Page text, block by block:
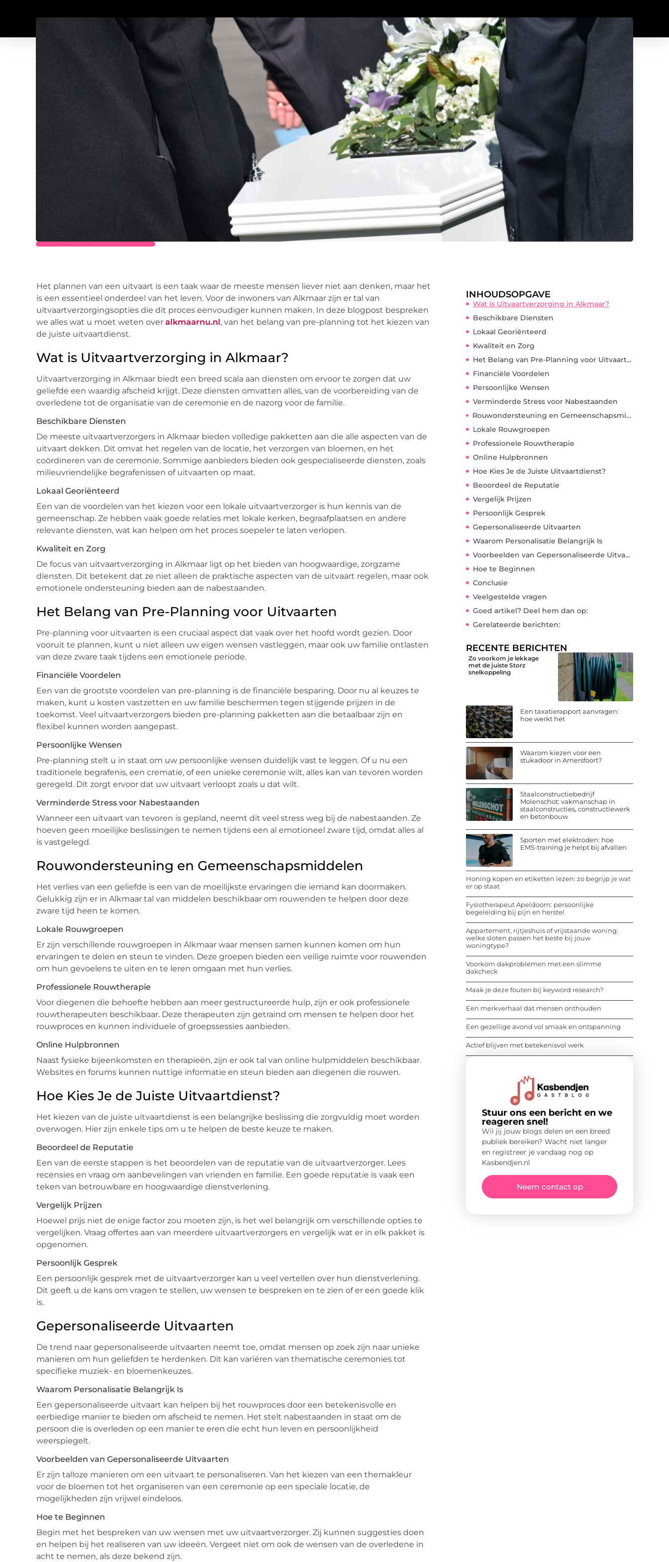
Het plannen van een uitvaart is een taak waar de meeste mensen liever niet aan denken, maar het
is een essentieel onderdeel van het leven. Voor de inwoners van Alkmaar zijn er tal van
uitvaartverzorgingsopties die dit proces eenvoudiger kunnen maken. In deze blogpost bespreken
we alles wat u moet weten over alkmaarnu.nl, van het belang van pre-planning tot het kiezen van
de juiste uitvaartdienst.
Wat is Uitvaartverzorging in Alkmaar?
Uitvaartverzorging in Alkmaar biedt een breed scala aan diensten om ervoor te zorgen dat uw
geliefde een waardig afscheid krijgt. Deze diensten omvatten alles, van de voorbereiding van de
overledene tot de organisatie van de ceremonie en de nazorg voor de familie.
Beschikbare Diensten
De meeste uitvaartverzorgers in Alkmaar bieden volledige pakketten aan die alle aspecten van de
uitvaart dekken. Dit omvat het regelen van de locatie, het verzorgen van bloemen, en het
coördineren van de ceremonie. Sommige aanbieders bieden ook gespecialiseerde diensten, zoals
milieuvriendelijke begrafenissen of uitvaarten op maat.
Lokaal Georiënteerd
Een van de voordelen van het kiezen voor een lokale uitvaartverzorger is hun kennis van de
gemeenschap. Ze hebben vaak goede relaties met lokale kerken, begraafplaatsen en andere
relevante diensten, wat kan helpen om het proces soepeler te laten verlopen.
Kwaliteit en Zorg
De focus van uitvaartverzorging in Alkmaar ligt op het bieden van hoogwaardige, zorgzame
diensten. Dit betekent dat ze niet alleen de praktische aspecten van de uitvaart regelen, maar ook
emotionele ondersteuning bieden aan de nabestaanden.
Het Belang van Pre-Planning voor Uitvaarten
Pre-planning voor uitvaarten is een cruciaal aspect dat vaak over het hoofd wordt gezien. Door
vooruit te plannen, kunt u niet alleen uw eigen wensen vastleggen, maar ook uw familie ontlasten
van deze zware taak tijdens een emotionele periode.
Financiële Voordelen
Een van de grootste voordelen van pre-planning is de financiële besparing. Door nu al keuzes te
maken, kunt u kosten vastzetten en uw familie beschermen tegen stijgende prijzen in de
toekomst. Veel uitvaartverzorgers bieden pre-planning pakketten aan die betaalbaar zijn en
flexibel kunnen worden aangepast.
Persoonlijke Wensen
Pre-planning stelt u in staat om uw persoonlijke wensen duidelijk vast te leggen. Of u nu een
traditionele begrafenis, een crematie, of een unieke ceremonie wilt, alles kan van tevoren worden
geregeld. Dit zorgt ervoor dat uw uitvaart verloopt zoals u dat wilt.
Verminderde Stress voor Nabestaanden
Wanneer een uitvaart van tevoren is gepland, neemt dit veel stress weg bij de nabestaanden. Ze
hoeven geen moeilijke beslissingen te nemen tijdens een al emotioneel zware tijd, omdat alles al
is vastgelegd.
Rouwondersteuning en Gemeenschapsmiddelen
Het verlies van een geliefde is een van de moeilijkste ervaringen die iemand kan doormaken.
Gelukkig zijn er in Alkmaar tal van middelen beschikbaar om rouwenden te helpen door deze
zware tijd heen te komen.
Lokale Rouwgroepen
Er zijn verschillende rouwgroepen in Alkmaar waar mensen samen kunnen komen om hun
ervaringen te delen en steun te vinden. Deze groepen bieden een veilige ruimte voor rouwenden
om hun gevoelens te uiten en te leren omgaan met hun verlies.
Professionele Rouwtherapie
Voor diegenen die behoefte hebben aan meer gestructureerde hulp, zijn er ook professionele
rouwtherapeuten beschikbaar. Deze therapeuten zijn getraind om mensen te helpen door het
rouwproces en kunnen individuele of groepssessies aanbieden.
Online Hulpbronnen
Naast fysieke bijeenkomsten en therapieën, zijn er ook tal van online hulpmiddelen beschikbaar.
Websites en forums kunnen nuttige informatie en steun bieden aan diegenen die rouwen.
Hoe Kies Je de Juiste Uitvaartdienst?
Het kiezen van de juiste uitvaartdienst is een belangrijke beslissing die zorgvuldig moet worden
overwogen. Hier zijn enkele tips om u te helpen de beste keuze te maken.
Beoordeel de Reputatie
Een van de eerste stappen is het beoordelen van de reputatie van de uitvaartverzorger. Lees
recensies en vraag om aanbevelingen van vrienden en familie. Een goede reputatie is vaak een
teken van betrouwbare en hoogwaardige dienstverlening.
Vergelijk Prijzen
Hoewel prijs niet de enige factor zou moeten zijn, is het wel belangrijk om verschillende opties te
vergelijken. Vraag offertes aan van meerdere uitvaartverzorgers en vergelijk wat er in elk pakket is
opgenomen.
Persoonlijk Gesprek
Een persoonlijk gesprek met de uitvaartverzorger kan u veel vertellen over hun dienstverlening.
Dit geeft u de kans om vragen te stellen, uw wensen te bespreken en te zien of er een goede klik
is.
Gepersonaliseerde Uitvaarten
De trend naar gepersonaliseerde uitvaarten neemt toe, omdat mensen op zoek zijn naar unieke
manieren om hun geliefden te herdenken. Dit kan variëren van thematische ceremonies tot
specifieke muziek- en bloemenkeuzes.
Waarom Personalisatie Belangrijk Is
Een gepersonaliseerde uitvaart kan helpen bij het rouwproces door een betekenisvolle en
eerbiedige manier te bieden om afscheid te nemen. Het stelt nabestaanden in staat om de
persoon die is overleden op een manier te eren die echt hun leven en persoonlijkheid
weerspiegelt.
Voorbeelden van Gepersonaliseerde Uitvaarten
Er zijn talloze manieren om een uitvaart te personaliseren. Van het kiezen van een themakleur
voor de bloemen tot het organiseren van een ceremonie op een speciale locatie, de
mogelijkheden zijn vrijwel eindeloos.
Hoe te Beginnen
Begin met het bespreken van uw wensen met uw uitvaartverzorger. Zij kunnen suggesties doen
en helpen bij het realiseren van uw ideeën. Vergeet niet om ook de wensen van de overledene in
acht te nemen, als deze bekend zijn.
INHOUDSOPGAVE
Wat is Uitvaartverzorging in Alkmaar?
Beschikbare Diensten
Lokaal Georiënteerd
Kwaliteit en Zorg
Het Belang van Pre-Planning voor Uitvaarten
Financiële Voordelen
Persoonlijke Wensen
Verminderde Stress voor Nabestaanden
Rouwondersteuning en Gemeenschapsmiddelen
Lokale Rouwgroepen
Professionele Rouwtherapie
Online Hulpbronnen
Hoe Kies Je de Juiste Uitvaartdienst?
Beoordeel de Reputatie
Vergelijk Prijzen
Persoonlijk Gesprek
Gepersonaliseerde Uitvaarten
Waarom Personalisatie Belangrijk Is
Voorbeelden van Gepersonaliseerde Uitvaarten
Hoe te Beginnen
Conclusie
Veelgestelde vragen
Goed artikel? Deel hem dan op:
Gerelateerde berichten:
RECENTE BERICHTEN
Zo voorkom je lekkage
met de juiste Storz
snelkoppeling
Een taxatierapport aanvragen:
hoe werkt het
Waarom kiezen voor een
stukadoor in Amersfoort?
Staalconstructiebedrijf
Molenschot: vakmanschap in
staalconstructies, constructiewerk
en betonbouw
Sporten met elektroden: hoe
EMS-training je helpt bij afvallen
Honing kopen en etiketten lezen: zo begrijp je wat
er op staat
Fysiotherapeut Apeldoorn: persoonlijke
begeleiding bij pijn en herstel
Appartement, rijtjeshuis of vrijstaande woning:
welke sloten passen het beste bij jouw
woningtype?
Voorkom dakproblemen met een slimme
dakcheck
Maak je deze fouten bij keyword research?
Een merkverhaal dat mensen onthouden
Een gezellige avond vol smaak en ontspanning
Actief blijven met betekenisvol werk
Stuur ons een bericht en we
reageren snel!
Wil jij jouw blogs delen en een breed
publiek bereiken? Wacht niet langer
en registreer je vandaag nog op
Kasbendjen.nl
Neem contact op